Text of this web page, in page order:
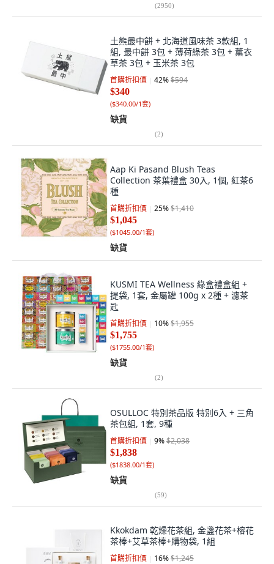
(2950)
土熊最中餅 + 北海道風味茶 3款組, 1
組, 最中餅 3包 + 薄荷綠茶 3包 + 薰衣
草茶 3包 + 玉米茶 3包
首購折扣價 42%$594
$340
($340.00/1套)
缺貨
(2)
Aap Ki Pasand Blush Teas
Collection 茶葉禮盒 30入, 1個, 紅茶6
種
首購折扣價 25%$1,410
$1,045
($1045.00/1套)
缺貨
KUSMI TEA Wellness 綠盒禮盒組 +
提袋, 1套, 金屬罐 100g x 2種 + 濾茶
匙
首購折扣價 10%$1,955
$1,755
($1755.00/1套)
缺貨
(2)
OSULLOC 特別茶品版 特別6入 + 三角
茶包組, 1套, 9種
首購折扣價 9%$2,038
$1,838
($1838.00/1套)
缺貨
(59)
Kkokdam 乾燥花茶組, 金盞花茶+榕花
茶棒+艾草茶棒+購物袋, 1組
首購折扣價 16%$1,245